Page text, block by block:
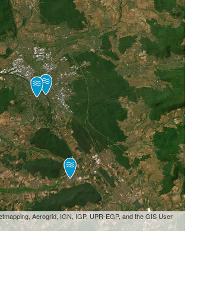
Aerogrid, IGN, IGP, UPR-EGP, and the GIS User